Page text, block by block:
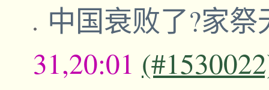
中国衰败了?家
31,20:01